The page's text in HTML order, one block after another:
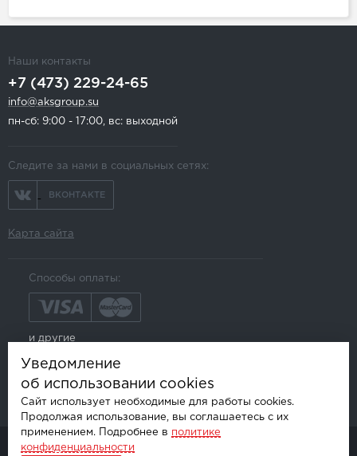
Наши контакты
+7 (473) 229-24-65
info@aksgroup.su
пн-сб: 9:00 - 17:00, вс: выходной
Следите за нами в социальных сетях:
ВКОНТАКТЕ
Карта сайта
Способы оплаты:
и другие
© AKSGROUP, 2026.
Уведомление
об использовании cookies
Сайт использует необходимые для работы cookies.
Продолжая использование, вы соглашаетесь с их
применением. Подробнее в политике
конфиденциальности